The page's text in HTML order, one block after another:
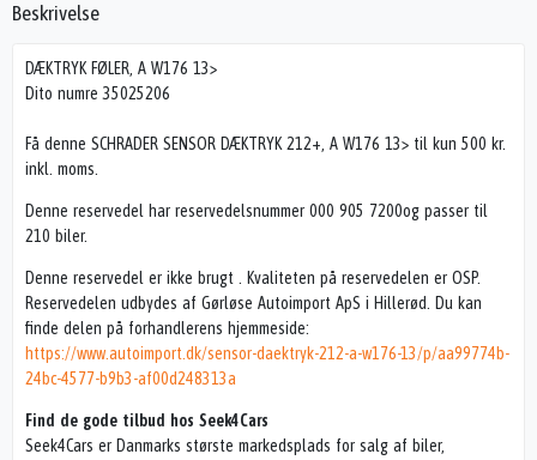
Beskrivelse
DÆKTRYK FØLER, A W176 13>
Dito numre 35025206
Få denne SCHRADER SENSOR DÆKTRYK 212+, A W176 13> til kun 500 kr.
inkl. moms.
Denne reservedel har reservedelsnummer 000 905 7200og passer til
210 biler.
Denne reservedel er ikke brugt . Kvaliteten på reservedelen er OSP.
Reservedelen udbydes af Gørløse Autoimport ApS i Hillerød. Du kan
finde delen på forhandlerens hjemmeside:
https://www.autoimport.dk/sensor-daektryk-212-a-w176-13/p/aa99774b-
24bc-4577-b9b3-af00d248313a
Find de gode tilbud hos Seek4Cars
Seek4Cars er Danmarks største markedsplads for salg af biler,